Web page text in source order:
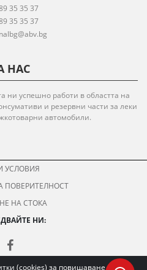
35 35 37
35 35 37
НАС
ни успешно работи в областта на
и резервни части за леки
автомобили.
УСЛОВИЯ
ПОВЕРИТЕЛНОСТ
НА СТОКА
НИ:
(cookies) за повишаване на